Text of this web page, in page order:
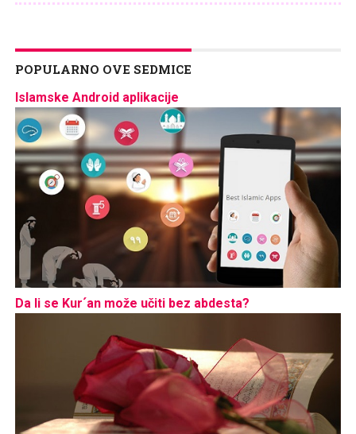
POPULARNO OVE SEDMICE
Islamske Android aplikacije
Da li se Kur´an može učiti bez abdesta?